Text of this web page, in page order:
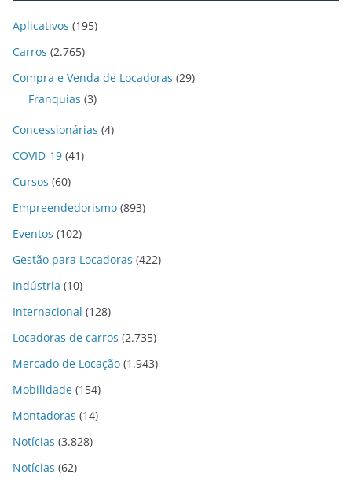
Aplicativos (195)
Carros (2.765)
Compra e Venda de Locadoras (29)
Franquias (3)
Concessionárias (4)
COVID-19 (41)
Cursos (60)
Empreendedorismo (893)
Eventos (102)
Gestão para Locadoras (422)
Indústria (10)
Internacional (128)
Locadoras de carros (2.735)
Mercado de Locação (1.943)
Mobilidade (154)
Montadoras (14)
Notícias (3.828)
Notícias (62)